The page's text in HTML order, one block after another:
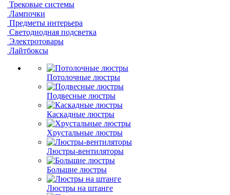
Трековые системы
Лампочки
Предметы интерьера
Светодиодная подсветка
Электротовары
Лайтбоксы
Потолочные люстры
Подвесные люстры
Каскадные люстры
Хрустальные люстры
Люстры-вентиляторы
Большие люстры
Люстры на штанге